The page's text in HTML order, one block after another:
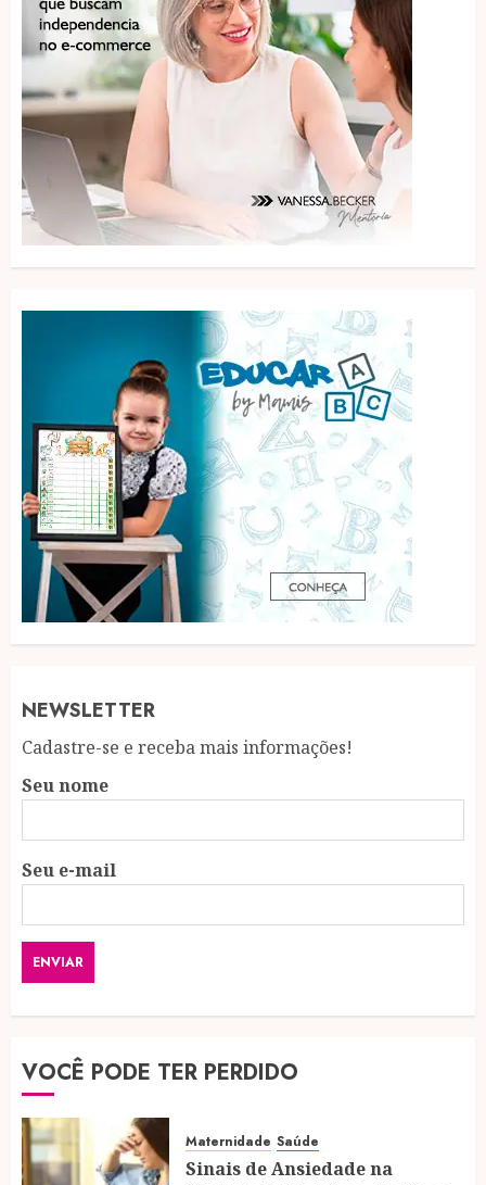
NEWSLETTER
Cadastre-se e receba mais informações!
Seu nome
Seu e-mail
VOCÊ PODE TER PERDIDO
Maternidade Saúde
Sinais de Ansiedade na